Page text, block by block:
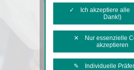
✓ Ich akzeptiere alle
Dank!)
✕ Nur essenzielle
akzeptieren
✎ Individuelle